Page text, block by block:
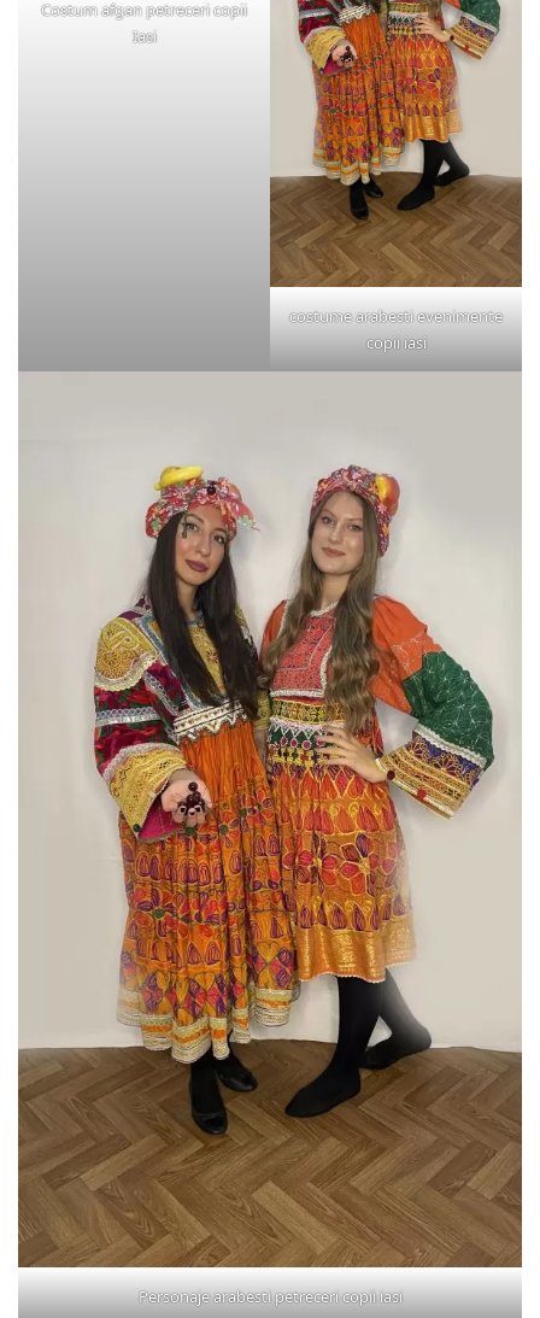
Costum afgan petreceri copii
Iasi
costume arabesti evenimente
copii iasi
Personaje arabesti petreceri copii iasi